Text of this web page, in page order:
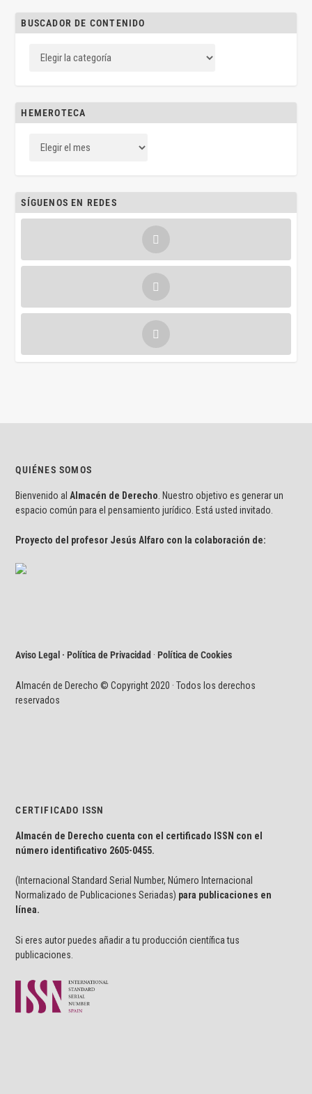
BUSCADOR DE CONTENIDO
HEMEROTECA
SÍGUENOS EN REDES
QUIÉNES SOMOS
Bienvenido al Almacén de Derecho . Nuestro objetivo es generar un
espacio común para el pensamiento jurídico. Está usted invitado.
Proyecto del profesor Jesús Alfaro con la colaboración de:
Aviso Legal · Política de Privacidad ·Política de Cookies
Almacén de Derecho © Copyright 2020 · Todos los derechos
reservados
CERTIFICADO ISSN
Almacén de Derecho cuenta con el certificado ISSN con el
número identificativo 2605-0455.
(Internacional Standard Serial Number, Número Internacional
Normalizado de Publicaciones Seriadas) para publicaciones en
línea.
Si eres autor puedes añadir a tu producción científica tus
publicaciones.